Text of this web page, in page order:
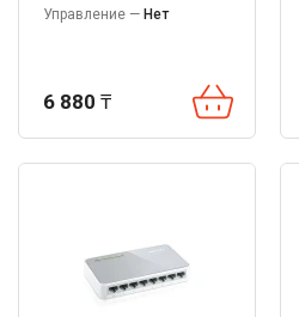
Управление — Нет
6 880 ₸